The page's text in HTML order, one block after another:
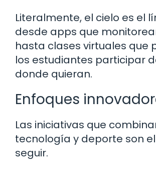
Literalmente, el cielo es el
desde apps que
hasta clases virtuales que
los estudiantes participar
donde quieran.
Enfoques
Las iniciativas que
tecnología y deporte son
seguir.